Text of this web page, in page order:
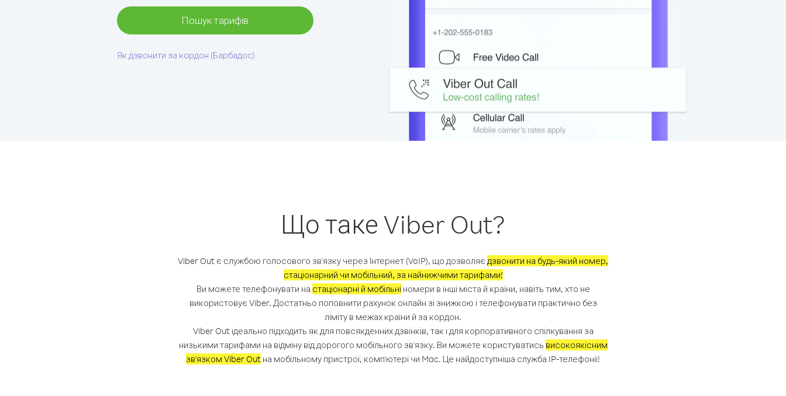
Пошук тарифів
Як дзвонити за кордон (Барбадос)
Що таке Viber Out?
Viber Out є службою голосового зв'язку через Інтернет (VoIP), що дозволяє дзвонити на будь-який номер,
стаціонарний чи мобільний, за найнижчими тарифами!
Ви можете телефонувати на стаціонарні й мобільніномери в інші міста й країни, навіть тим, хто не
використовує Viber. Достатньо поповнити рахунок онлайн зі знижкою і телефонувати практично без
ліміту в межах країни й за кордон.
Viber Out ідеально підходить як для повсякденних дзвінків, так і для корпоративного спілкування за
низькими тарифами на відміну від дорогого мобільного зв'язку. Ви можете користуватись високоякісним
зв'язком Viber Out на мобільному пристрої, комп'ютері чи Mac. Це найдоступніша служба IP-телефонії!